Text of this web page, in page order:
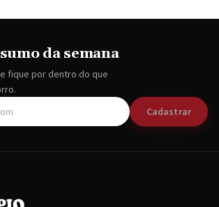
da semana
fique por dentro do que
Cadastrar